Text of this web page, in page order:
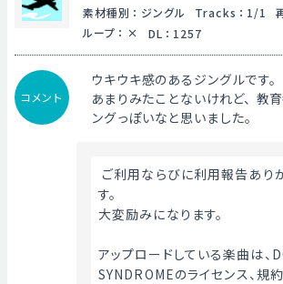
素材種別 ： ジングル Tracks ： 1/1
ループ ： DL ： 1257
コメント
ウキウキ感のあるジングルです。
あまりみたことないけれど、教
ングっぽいなと思いました。
す。
大変励みになります。
アップロードしている楽曲は、
SYNDROMEのライセンス、規